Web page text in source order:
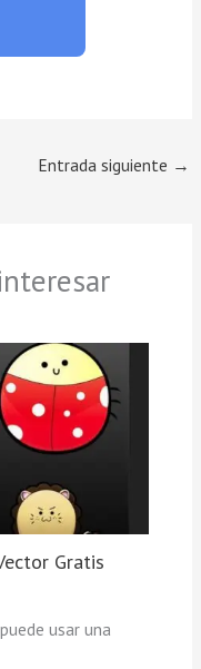
Entrada siguiente →
Gratis
usar una